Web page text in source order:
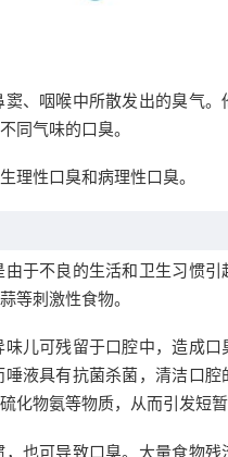
、咽喉中所散发出的臭气。
同气味的口臭。
理性口臭和病理性口臭。
于不良的生活和卫生习惯
等刺激性食物。
儿可残留于口腔中，造成
液具有抗菌杀菌，清洁口
物氨等物质，从而引发短
也可导致口臭。大量食物